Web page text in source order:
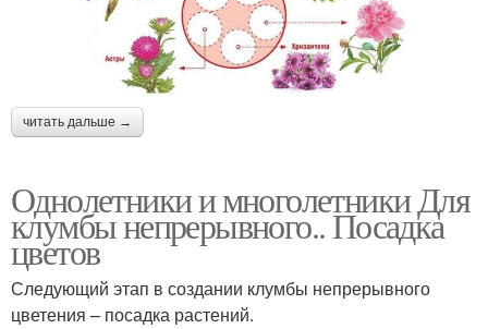
читать дальше →
Однолетники и многолетники Для
клумбы непрерывного.. Посадка
цветов
Следующий этап в создании клумбы непрерывного
цветения – посадка растений.